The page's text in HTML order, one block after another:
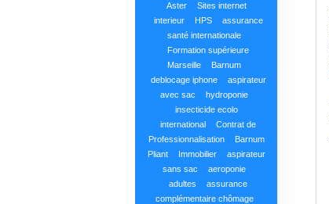
Aster
Sites internet
interieur
HPS
assurance
santé internationale
Formation supérieure
Marseille
Barnum
deblocage iphone
aspirateur
avec sac
hydroponie
insecticide ecolo
international
Contrat de
Professionnalisation
Barnum
Pliant
Immobilier
aspirateur
sans sac
aeroponie
adultes
assurance
complémentaire chômage